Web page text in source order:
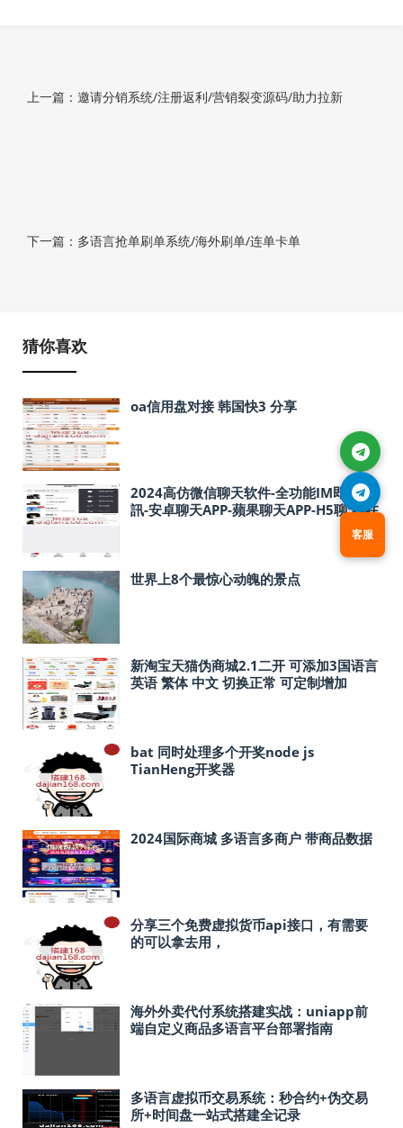
上一篇：邀请分销系统/注册返利/营销裂变源码/助力拉新
下一篇：多语言抢单刷单系统/海外刷单/连单卡单
猜你喜欢
oa信用盘对接 韩国快3 分享
2024高仿微信聊天软件-全功能IM即時通
訊-安卓聊天APP-蘋果聊天APP-H5聊天-在
世界上8个最惊心动魄的景点
新淘宝天猫伪商城2.1二开 可添加3国语言
英语 繁体 中文 切换正常 可定制增加
bat 同时处理多个开奖node js
TianHeng开奖器
2024国际商城 多语言多商户 带商品数据
分享三个免费虚拟货币api接口，有需要
的可以拿去用，
海外外卖代付系统搭建实战：uniapp前
端自定义商品多语言平台部署指南
多语言虚拟币交易系统：秒合约+伪交易
所+时间盘一站式搭建全记录
客服